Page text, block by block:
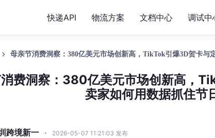
快递API 物流方案 文档中心 调试中
母亲节消费洞察：380亿美元市场创新高，TikTok引爆3D贺卡与
费洞察：380亿美元市场创新高，
卖家如何用数据抓住节
跨境新一 · 2026-05-07 11:21:03 发布